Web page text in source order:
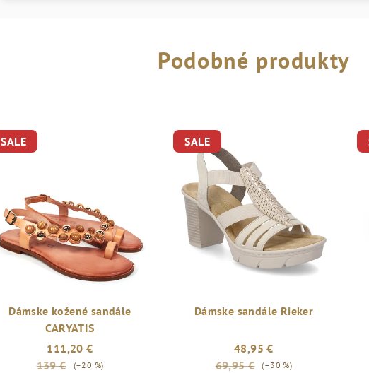
Podobné produkty
SALE
Dámske kožené sandále
CARYATIS
111,20 €
139 €
(–20 %)
SALE
Dámske sandále Rieker
48,95 €
69,95 €
(–30 %)